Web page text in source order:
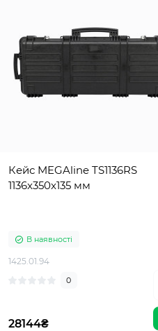
Кейс MEGAline TS1136RS
1136x350x135 мм
В наявності
1425.01.94
0
28144₴